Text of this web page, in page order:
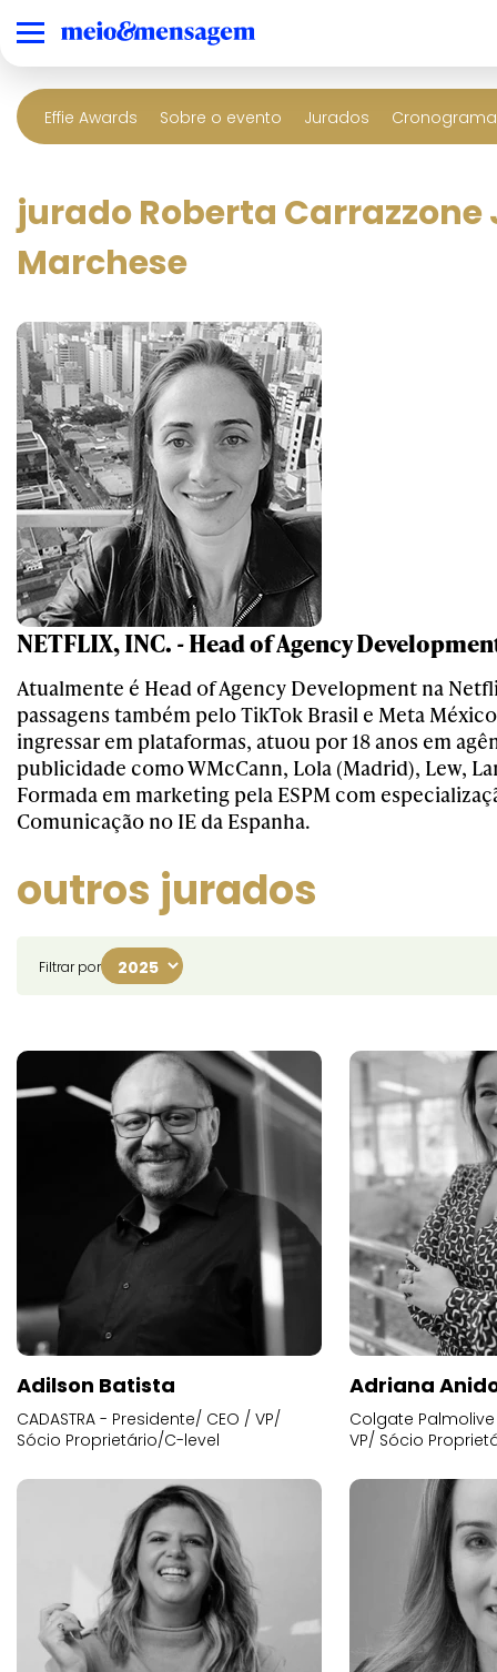
Effie Awards Sobre o evento Jurados
jurado Roberta
Marchese
NETFLIX, INC. - Head of Agency
Atualmente é Head of Agency Development na
passagens também pelo TikTok Brasil e Meta
ingressar em plataformas, atuou por 18 anos em
publicidade como WMcCann, Lola (Madrid), Lew,
Formada em marketing pela ESPM com
Comunicação no IE da Espanha.
outros jurados
Filtrar por
Adilson Batista
CADASTRA - Presidente/ CEO / VP/
Sócio Proprietário/C-level
Adriana
Colgate
VP/ Sócio